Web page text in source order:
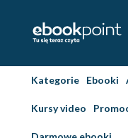
Kategorie Ebooki
Kursy video